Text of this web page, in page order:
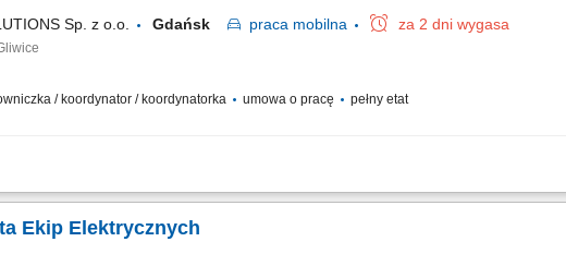
Sp. z o.o. Gdańsk praca mobilna za 2 dni wygasa
/ koordynator / koordynatorka umowa o pracę pełny etat
zarządzanie grupą pracowników na obiektach, efektywne delegowanie zadań i
Ekip Elektrycznych